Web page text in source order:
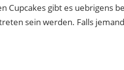
Cupcakes gibt es uebrigens
sein werden. Falls